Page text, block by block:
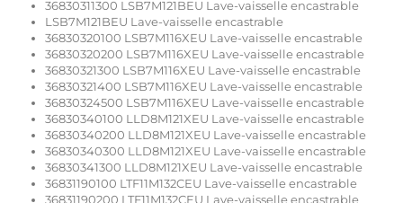
36830311300 LSB7M121BEU Lave-vaisselle encastrable
LSB7M121BEU Lave-vaisselle encastrable
36830320100 LSB7M116XEU Lave-vaisselle encastrable
36830320200 LSB7M116XEU Lave-vaisselle encastrable
36830321300 LSB7M116XEU Lave-vaisselle encastrable
36830321400 LSB7M116XEU Lave-vaisselle encastrable
36830324500 LSB7M116XEU Lave-vaisselle encastrable
36830340100 LLD8M121XEU Lave-vaisselle encastrable
36830340200 LLD8M121XEU Lave-vaisselle encastrable
36830340300 LLD8M121XEU Lave-vaisselle encastrable
36830341300 LLD8M121XEU Lave-vaisselle encastrable
36831190100 LTF11M132CEU Lave-vaisselle encastrable
36831190200 LTF11M132CEU Lave-vaisselle encastrable